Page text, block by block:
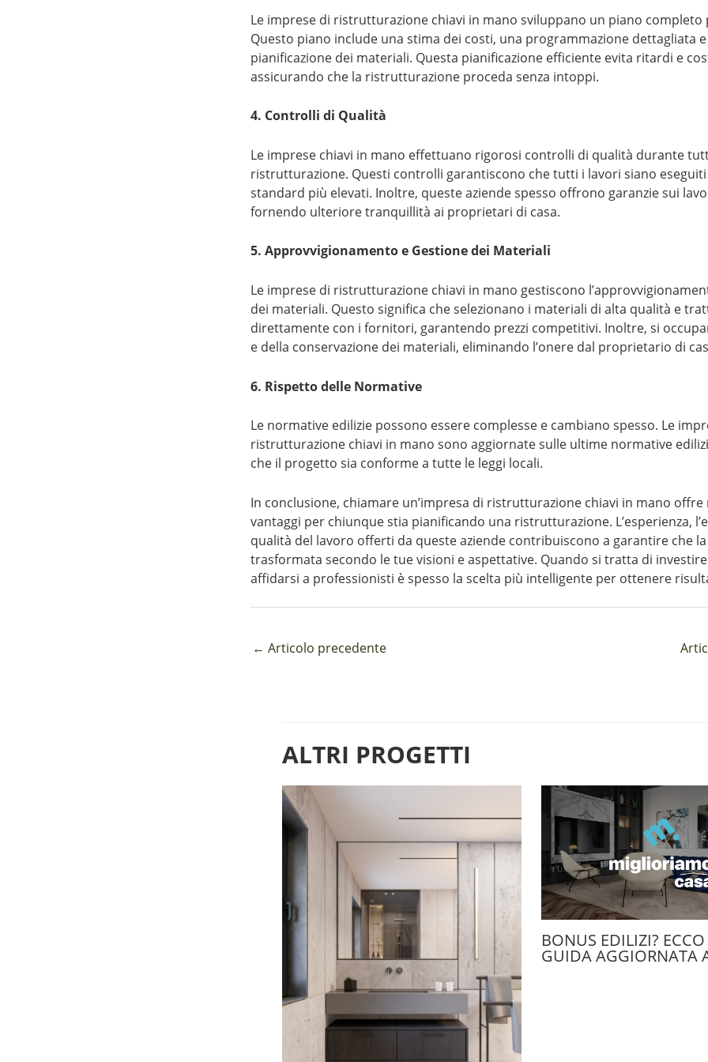
Le imprese di ristrutturazione chiavi in mano sviluppano un piano
Questo piano include una stima dei costi, una programmazione dettagliata
pianificazione dei materiali. Questa pianificazione efficiente evita ritardi e
assicurando che la ristrutturazione proceda senza intoppi.
4. Controlli di Qualità
Le imprese chiavi in mano effettuano rigorosi controlli di qualità durante
ristrutturazione. Questi controlli garantiscono che tutti i lavori siano
standard più elevati. Inoltre, queste aziende spesso offrono garanzie sui
fornendo ulteriore tranquillità ai proprietari di casa.
5. Approvvigionamento e Gestione dei Materiali
Le imprese di ristrutturazione chiavi in mano gestiscono
dei materiali. Questo significa che selezionano i materiali di alta qualità e
direttamente con i fornitori, garantendo prezzi competitivi. Inoltre, si
e della conservazione dei materiali, eliminando l’onere dal proprietario di
6. Rispetto delle Normative
Le normative edilizie possono essere complesse e cambiano spesso. Le
ristrutturazione chiavi in mano sono aggiornate sulle ultime normative
che il progetto sia conforme a tutte le leggi locali.
In conclusione, chiamare un’impresa di ristrutturazione chiavi in mano
vantaggi per chiunque stia pianificando una ristrutturazione. L’esperienza,
qualità del lavoro offerti da queste aziende contribuiscono a garantire che la
trasformata secondo le tue visioni e aspettative. Quando si tratta di
affidarsi a professionisti è spesso la scelta più intelligente per ottenere
← Articolo precedente
ALTRI PROGETTI
BONUS EDILIZI?
GUIDA AGGIORNATA